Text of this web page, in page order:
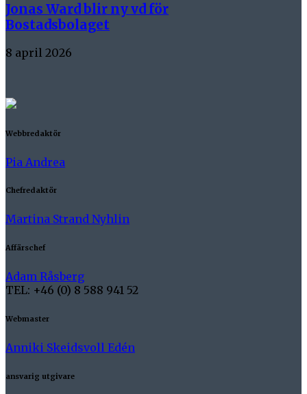
Jonas Ward blir ny vd för
Bostadsbolaget
8 april 2026
Webbredaktör
Pia Andrea
Chefredaktör
Martina Strand Nyhlin
Affärschef
Adam Råsberg
TEL: +46 (0) 8 588 941 52
Webmaster
Anniki Skeidsvoll Edén
ansvarig utgivare